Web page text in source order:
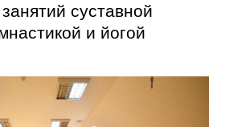
суставной
и йогой